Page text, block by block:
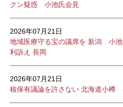
クン疑惑 小池氏会見
2026年07月21日
地域医療守る宝の議席を 新潟 小
利訴え 長岡
2026年07月21日
核保有議論を許さない 北海道小樽